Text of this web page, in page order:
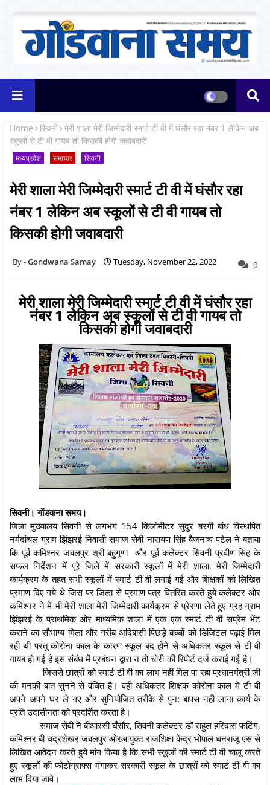
Home सिवनी मेरी शाला मेरी जिम्मेदारी स्मार्ट टी वी में घंसौर रहा नंबर 1 लेकिन अब
स्कूलों से टी वी गायब तो किसकी होगी जवाबदारी
मध्यप्रदेश समाचार सिवनी
मेरी शाला मेरी जिम्मेदारी स्मार्ट टी वी में घंसौर रहा
नंबर 1 लेकिन अब स्कूलों से टी वी गायब तो
किसकी होगी जवाबदारी
Gondwana Samay Tuesday, November 22, 2022 0
मेरी शाला मेरी जिम्मेदारी स्मार्ट टी वी में घंसौर रहा
नंबर 1 लेकिन अब स्कूलों से टी वी गायब तो
किसकी होगी जवाबदारी
सिवनी। गोंडवाना समय।
जिला मुख्यालय सिवनी से लगभग 154 किलोमीटर सुदुर बरगी बांध विस्थपित
नर्मदांचल ग्राम झिंझरई निवासी समाज सेवी नारायण सिंह बैजनाथ पटेल ने बताया
कि पूर्व कमिश्नर जबलपुर श्री बहुगुणा और पूर्व कलेक्टर सिवनी प्रवीण सिंह के
सफल निर्देशन में पूरे जिले में सरकारी स्कूलों में मेरी शाला, मेरी जिम्मेदारी
कार्यक्रम के तहत सभी स्कूलों में स्मार्ट टी वी लगाई गई और शिक्षकों को लिखित
प्रमाण दिए गये थे जिस पर जिला से प्रमाण पत्र वितरित करते हुये कलेक्टर ओर
कमिश्नर ने में भी मेरी शाला मेरी जिम्मेदारी कार्यक्रम से प्रेरणा लेते हुए ग्रह ग्राम
झिंझरई के प्राथमिक ओर माध्यमिक शाला में एक एक स्मार्ट टी वी सप्रेम भेंट
कराने का सौभाग्य मिला और गरीब अदिबासी पिछड़े बच्चों को डिजिटल पढ़ाई मिल
रही थी परंतु कोरोना काल के कारण स्कूल बंद होने से अधिकतर स्कूल से टी वी
गायब हो गई है इस संबंध में प्रबंधन द्वारा न तो चोरी की रिपोर्ट दर्ज कराई गई है।
जिससे छात्रों को स्मार्ट टी वी का लाभ नहीं मिल पा रहा प्रधानमंत्री जी
की मनकी बात सुनने से वंचित है। वही अधिकतर शिक्षक कोरोना काल मे टी वी
अपने अपने घर ले गए और सुनियोजित तरीके से पुन: बापस नही लाना कार्य के
प्रति उदासीनता को प्रदर्शित करता है।
समाज सेवी ने बीआरसी घँसौर, सिवनी कलेक्टर डॉ राहुल हरिदास फटिंग,
कमिश्नर बी चंद्रशेखर जबलपुर ओरआयुक्त राजशिक्षा केंद्र भोपाल धनराजू एस से
लिखित आवेदन करते हुये मांग किया है कि सभी स्कूलों की स्मार्ट टी वी चालू करते
हुए स्कूलों की फोटोग्राफ्स मंगाकर सरकारी स्कूल के छात्रों को स्मार्ट टी वी का
लाभ दिया जावे।